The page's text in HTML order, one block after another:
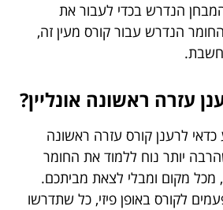
המבחן הנדרש בכדי לעבור את
הנדרש עבור קורס מעין זה,
עזרה ראשונה אונליין?
לרענן קורס עזרה ראשונה
יותר נוח ללמוד את החומר
מקום ומבלי לצאת מביתכם.
לקורס באופן פיזי, כל שתדרשו